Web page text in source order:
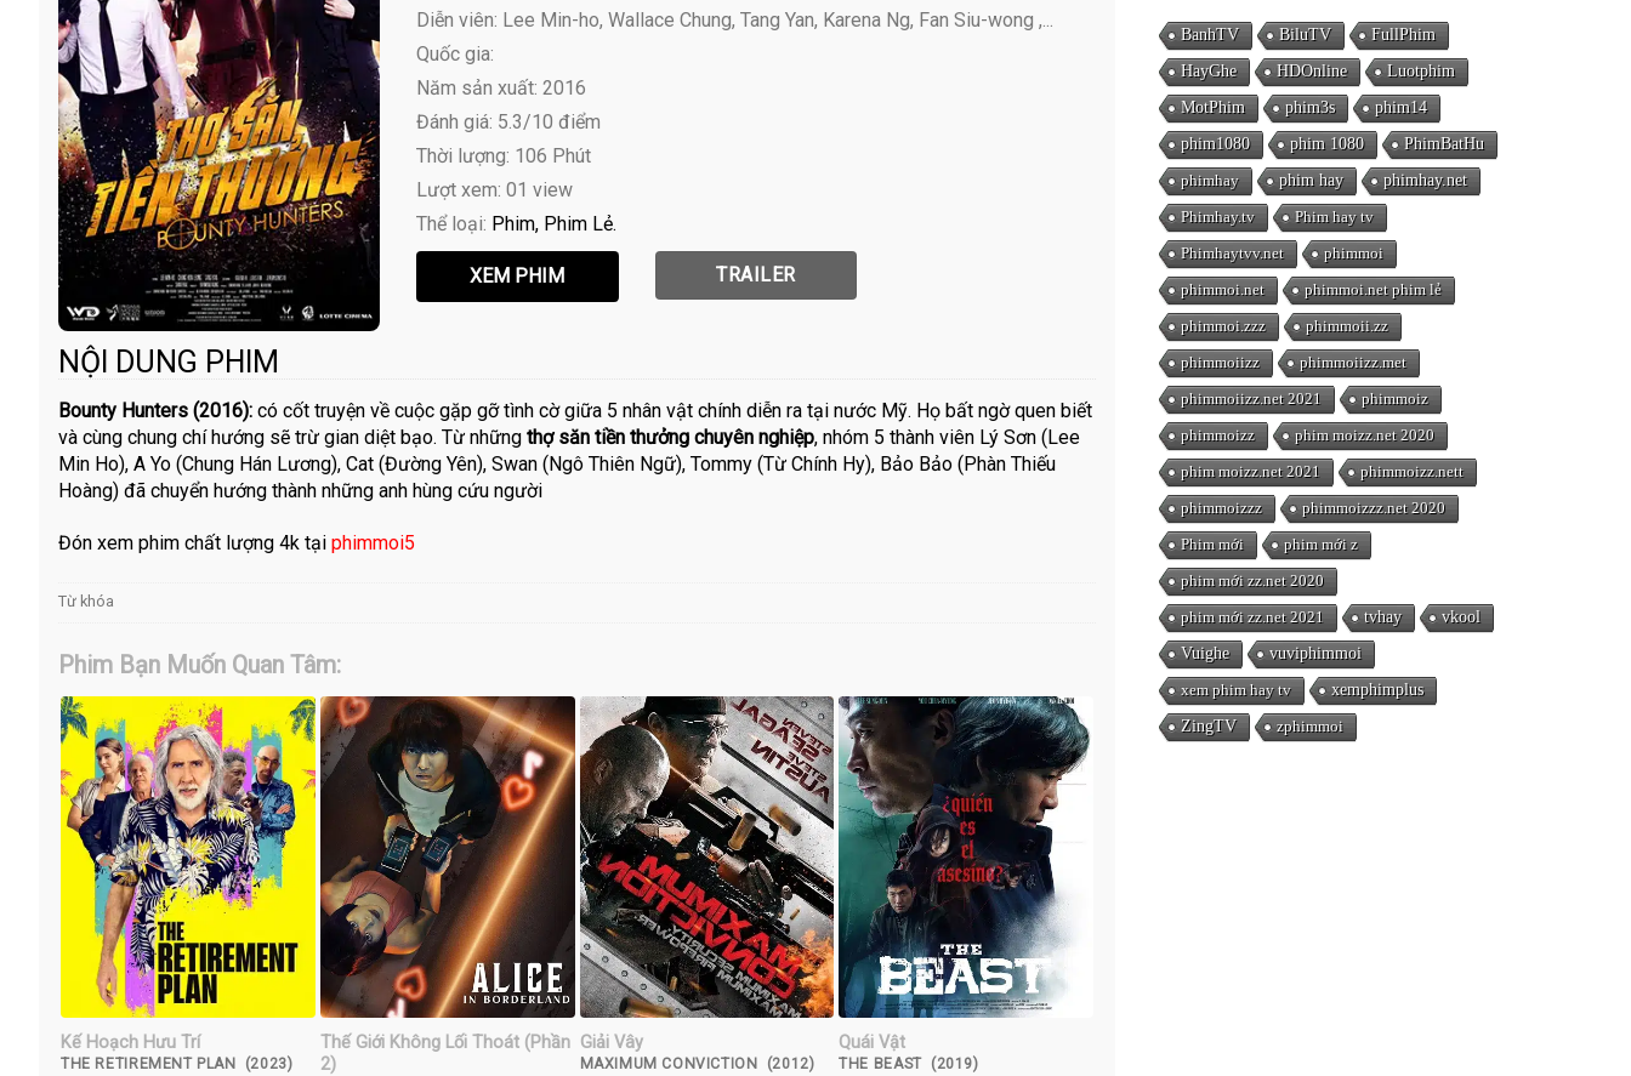
Diễn viên: Lee Min-ho, Wallace Chung, Tang Yan, Karena Ng, Fan Siu-wong ,...
Quốc gia:
Năm sản xuất: 2016
Đánh giá: 5.3/10 điểm
Thời lượng: 106 Phút
Lượt xem: 01 view
Thể loại: Phim Phim Lẻ
TRAILER
NỘI DUNG PHIM
Bounty Hunters (2016): có cốt truyện về cuộc gặp gỡ tình cờ giữa 5 nhân vật chính diễn ra tại nước Mỹ. Họ bất ngờ quen biết
và cùng chung chí hướng sẽ trừ gian diệt bạo. Từ những thợ săn tiền thưởng chuyên nghiệp, nhóm 5 thành viên Lý Sơn (Lee
Min Ho), A Yo (Chung Hán Lương), Cat (Đường Yên), Swan (Ngô Thiên Ngữ), Tommy (Từ Chính Hy), Bảo Bảo (Phàn Thiếu
Hoàng) đã chuyển hướng thành những anh hùng cứu người
Đón xem phim chất lượng 4k tại phimmoi5
Từ khóa
Phim Bạn Muốn Quan Tâm:
Kế Hoạch Hưu Trí
THE RETIREMENT PLAN (2023)
Thế Giới Không Lối Thoát (Phần
2)
Giải Vây
MAXIMUM CONVICTION (2012)
Quái Vật
THE BEAST (2019)
BanhTV BiluTV
FullPhim
HayGhe
HDOnline
Luotphim
MotPhim
phim3s
phim14
phim1080
phim 1080
PhimBatHu
phimhay
phim hay
phimhay.net
Phimhay.tv
Phim hay tv
Phimhaytvv.net
phimmoi
phimmoi.net
phimmoi.net phim lẻ
phimmoi.zzz
phimmoii.zz
phimmoiizz
phimmoiizz.met
phimmoiizz.net 2021
phimmoiz
phimmoizz
phim moizz.net 2020
phim moizz.net 2021
phimmoizz.nett
phimmoizzz
phimmoizzz.net 2020
Phim mới
phim mới z
phim mới zz.net 2020
phim mới zz.net 2021
tvhay
vkool
Vuighe
vuviphimmoi
xem phim hay tv
xemphimplus
ZingTV
zphimmoi